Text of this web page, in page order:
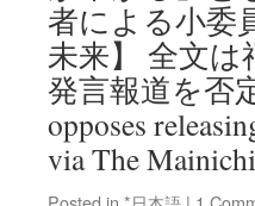
者による小委
未来】 全文
発言報道を否
opposes
via The Mainichi